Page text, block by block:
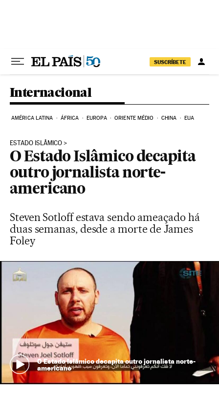
SUSCRÍBETE
Internacional
AMÉRICA LATINA ÁFRICA EUROPA ORIENTE MÉDIO CHINA EUA
ESTADO ISLÂMICO
O Estado Islâmico decapita
outro jornalista norte-
americano
Steven Sotloff estava sendo ameaçado há
duas semanas, desde a morte de James
Foley
O Estado Islâmico decapita outro jornalista norte-
americano